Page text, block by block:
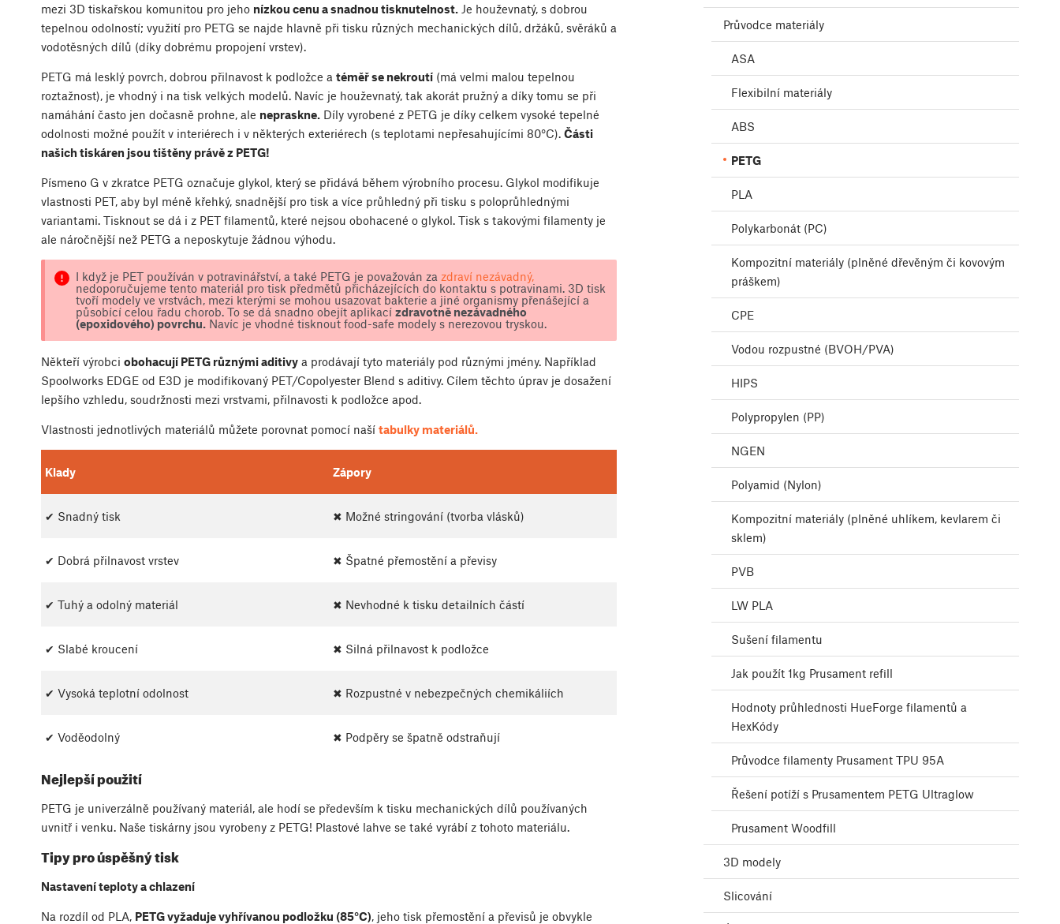
mezi 3D tiskařskou komunitou pro jeho nízkou cenu a snadnou tisknutelnost. Je houževnatý, s dobrou
tepelnou odolností; využití pro PETG se najde hlavně při tisku různých mechanických dílů, držáků, svěráků a
vodotěsných dílů (díky dobrému propojení vrstev).
PETG má lesklý povrch, dobrou přilnavost k podložce a téměř se nekroutí (má velmi malou tepelnou
roztažnost), je vhodný i na tisk velkých modelů. Navíc je houževnatý, tak akorát pružný a díky tomu se při
namáhání často jen dočasně prohne, ale nepraskne. Díly vyrobené z PETG je díky celkem vysoké tepelné
odolnosti možné použít v interiérech i v některých exteriérech (s teplotami nepřesahujícími 80°C). Části
našich tiskáren jsou tištěny právě z PETG!
Písmeno G v zkratce PETG označuje glykol, který se přidává během výrobního procesu. Glykol modifikuje
vlastnosti PET, aby byl méně křehký, snadnější pro tisk a více průhledný při tisku s poloprůhlednými
variantami. Tisknout se dá i z PET filamentů, které nejsou obohacené o glykol. Tisk s takovými filamenty je
ale náročnější než PETG a neposkytuje žádnou výhodu.
I když je PET používán v potravinářství, a také PETG je považován za zdraví nezávadný,
nedoporučujeme tento materiál pro tisk předmětů přicházejících do kontaktu s potravinami. 3D tisk
tvoří modely ve vrstvách, mezi kterými se mohou usazovat bakterie a jiné organismy přenášející a
působící celou řadu chorob. To se dá snadno obejít aplikací zdravotně nezávadného
(epoxidového) povrchu.Navíc je vhodné tisknout food-safe modely s nerezovou tryskou.
Někteří výrobci obohacují PETG různými aditivy a prodávají tyto materiály pod různými jmény. Například
Spoolworks EDGE od E3D je modifikovaný PET/Copolyester Blend s aditivy. Cílem těchto úprav je dosažení
lepšího vzhledu, soudržnosti mezi vrstvami, přilnavosti k podložce apod.
Vlastnosti jednotlivých materiálů můžete porovnat pomocí naší tabulky materiálů.
Klady Zápory
✔ Snadný tisk ✖ Možné stringování (tvorba vlásků)
✔ Dobrá přilnavost vrstev ✖ Špatné přemostění a převisy
✔ Tuhý a odolný materiál ✖ Nevhodné k tisku detailních částí
✔ Slabé kroucení ✖ Silná přilnavost k podložce
✔ Vysoká teplotní odolnost ✖ Rozpustné v nebezpečných chemikáliích
✔ Voděodolný ✖ Podpěry se špatně odstraňují
Nejlepší použití
PETG je univerzálně používaný materiál, ale hodí se především k tisku mechanických dílů používaných
uvnitř i venku. Naše tiskárny jsou vyrobeny z PETG! Plastové lahve se také vyrábí z tohoto materiálu.
Tipy pro úspěšný tisk
Nastavení teploty a chlazení
Na rozdíl od PLA, PETG vyžaduje vyhřívanou podložku (85°C), jeho tisk přemostění a převisů je obvykle
Průvodce materiály
ASA
Flexibilní materiály
ABS
PETG
PLA
Polykarbonát (PC)
Kompozitní materiály (plněné dřevěným či kovovým
práškem)
CPE
Vodou rozpustné (BVOH/PVA)
HIPS
Polypropylen (PP)
NGEN
Polyamid (Nylon)
Kompozitní materiály (plněné uhlíkem, kevlarem či
sklem)
PVB
LW PLA
Sušení filamentu
Jak použít 1kg Prusament refill
Hodnoty průhlednosti HueForge filamentů a
HexKódy
Průvodce filamenty Prusament TPU 95A
Řešení potíží s Prusamentem PETG Ultraglow
Prusament Woodfill
3D modely
Slicování